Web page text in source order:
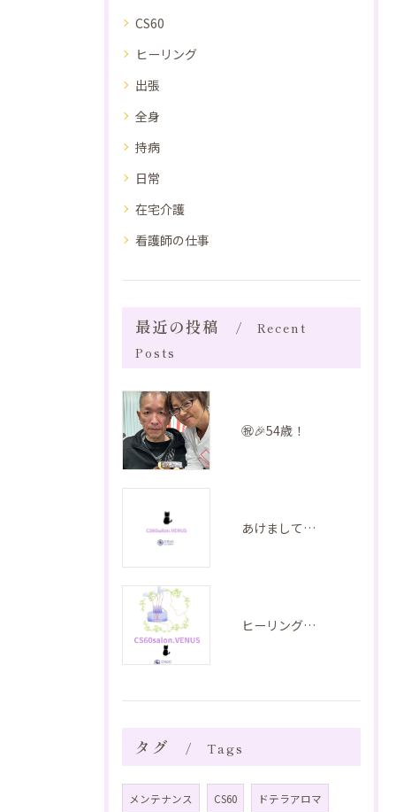
CS60
ヒーリング
出張
全身
持病
日常
在宅介護
看護師の仕事
最近の投稿
Recent
Posts
㊗️🎉54歳！
あけましておめでとうございます
ヒーリングのご紹介 音叉ヒーリング
タグ Tags
メンテナンス CS60 ドテラアロマ